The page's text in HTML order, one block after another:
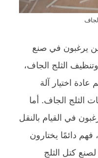
يرغبون في صنع
الثلج الجاف،
اختيار آلة
الثلج الجاف. أما
في القيام بالنقل
فهم دائمًا يختارون
كتل الثلج